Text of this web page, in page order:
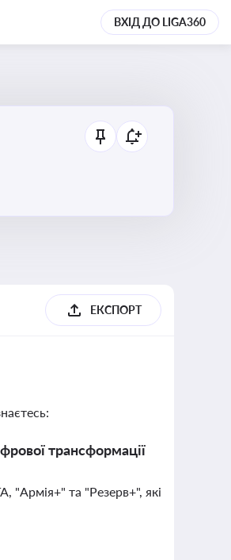
ВХІД ДО LIGA360
ЕКСПОРТ
трансформації
"Армія+" та "Резерв+", які